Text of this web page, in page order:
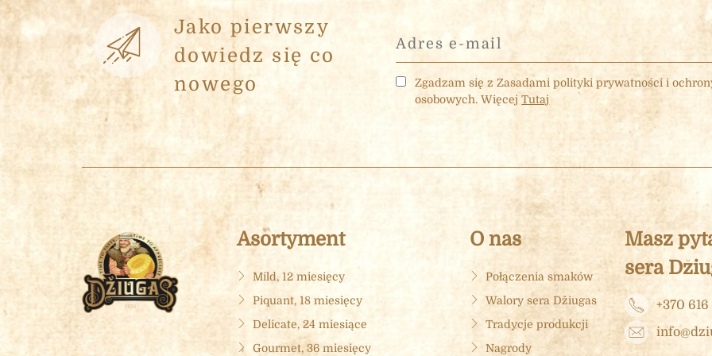
Jako pierwszy
dowiedz się co
nowego
Zgadzam się z Zasadami polityki prywatności i
osobowych. WięcejTutaj
Asortyment
Mild, 12 miesięcy
Piquant, 18 miesięcy
Delicate, 24 miesiące
Gourmet, 36 miesięcy
O nas
Połączenia smaków
Walory sera Džiugas
Tradycje produkcji
Nagrody
Masz
sera
+370